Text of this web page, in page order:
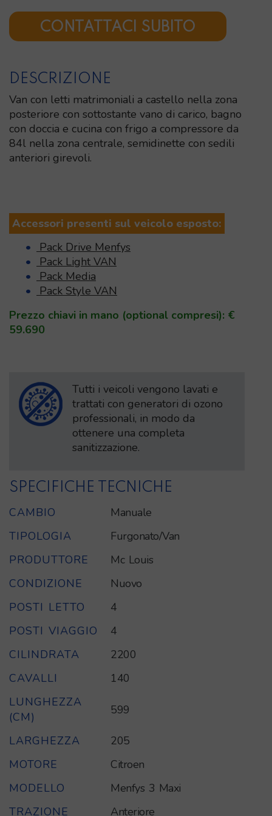
CONTATTACI SUBITO
DESCRIZIONE
Van con letti matrimoniali a castello nella zona
posteriore con sottostante vano di carico, bagno
con doccia e cucina con frigo a compressore da
84l nella zona centrale, semidinette con sedili
anteriori girevoli.
Accessori presenti sul veicolo esposto:
Pack Drive Menfys
Pack Light VAN
Pack Media
Pack Style VAN
Prezzo chiavi in mano (optional compresi): €
59.690
Tutti i veicoli vengono lavati e
trattati con generatori di ozono
professionali, in modo da
ottenere una completa
sanitizzazione.
SPECIFICHE TECNICHE
CAMBIO
Manuale
TIPOLOGIA
Furgonato/Van
PRODUTTORE
Mc Louis
CONDIZIONE
Nuovo
POSTI LETTO
4
POSTI VIAGGIO
4
CILINDRATA
2200
CAVALLI
140
LUNGHEZZA
(CM)
599
LARGHEZZA
205
MOTORE
Citroen
MODELLO
Menfys 3 Maxi
TRAZIONE
Anteriore